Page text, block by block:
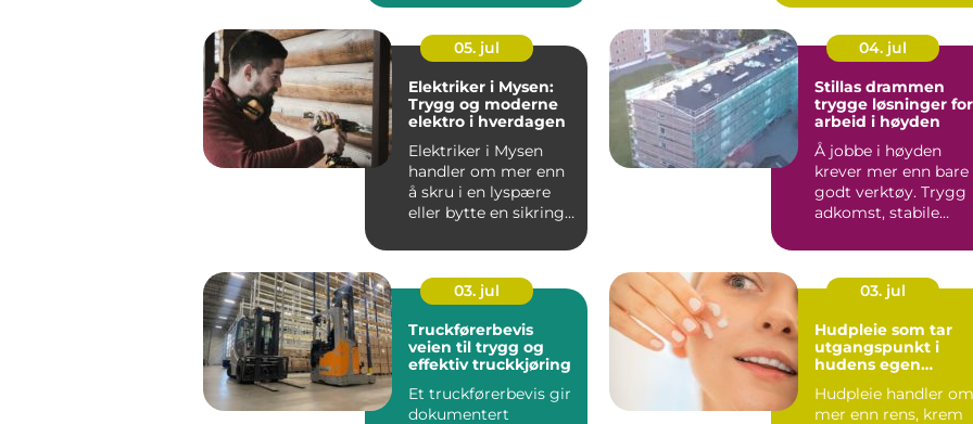
Imperia Gy...
05. jul
Elektriker i Mysen:
Trygg og moderne
elektro i hverdagen
Elektriker i Mysen
handler om mer enn
å skru i en lyspære
eller bytte en sikring.
04. jul
Stillas drammen
trygge løsninger for
arbeid i høyden
Å jobbe i høyden
krever mer enn bare
godt verktøy. Trygg
adkomst, stabile
og rikt...
03. jul
Truckførerbevis
veien til trygg og
effektiv truckkjøring
Et truckførerbevis gir
dokumentert
03. jul
Hudpleie som tar
utgangspunkt i
hudens egen
Hudpleie handler om
mer enn rens, krem